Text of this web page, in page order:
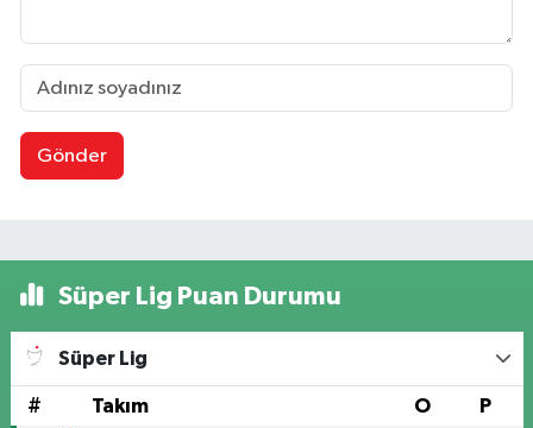
Gönder
Süper Lig Puan Durumu
Süper Lig
# Takım O P